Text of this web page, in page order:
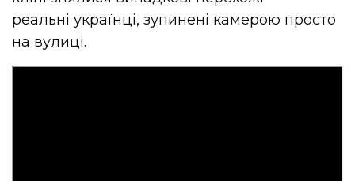
реальні українці, зупинені камерою просто
на вулиці.